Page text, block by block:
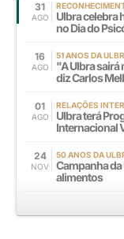
31
AGO
Ulbra celebra
no Dia do
16
AGO
51 ANOS DA
"A Ulbra sairá
diz Carlos
01
AGO
RELAÇÕES
Ulbra terá
Internacional
24
NOV
50 ANOS DA
Campanha
alimentos